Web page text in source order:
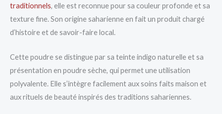
traditionnels, elle est reconnue pour sa couleur profonde et sa
texture fine. Son origine saharienne en fait un produit chargé
d’histoire et de savoir-faire local.
Cette poudre se distingue par sa teinte indigo naturelle et sa
présentation en poudre sèche, qui permet une utilisation
polyvalente. Elle s’intègre facilement aux soins faits maison et
aux rituels de beauté inspirés des traditions sahariennes.